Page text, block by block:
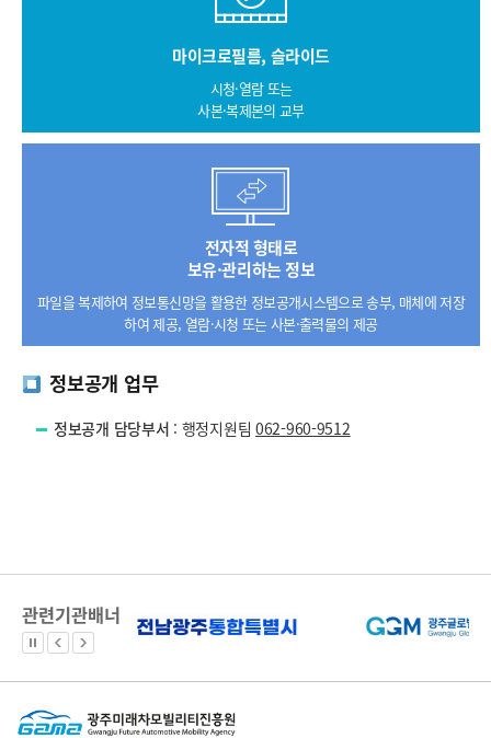
마이크로필름, 슬라이드
시청·열람 또는
사본·복제본의 교부
전자적 형태로
보유·관리하는 정보
파일을 복제하여 정보통신망을 활용한 정보공개시스템으로 송부, 매체에 저장
하여 제공, 열람·시청 또는 사본·출력물의 제공
정보공개 업무
정보공개 담당부서 : 행정지원팀 062-960-9512
관련기관배너